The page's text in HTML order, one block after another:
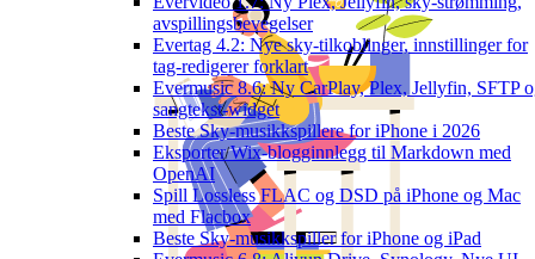
avspillingsbevegelser
Evertag 4.2: Nye sky-tilkoblinger, innstillinger for
tag-redigerer forklart
Evermusic 8.6: Ny CarPlay, Plex, Jellyfin, SFTP
sangtekst-widget
Beste Sky-musikkspillere for iPhone i 2026
Eksporter Wix-blogginnlegg til Markdown med
OpenAI
Spill Lossless FLAC og DSD på iPhone og Mac
med Flacbox
Beste Sky-musikkspiller for iPhone og iPad